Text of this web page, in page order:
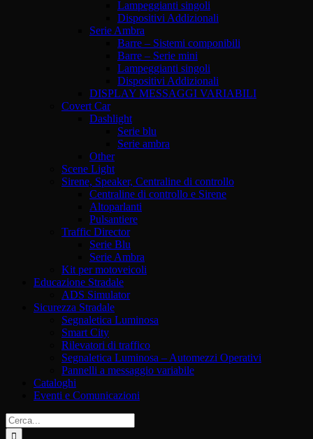
Lampeggianti singoli
Dispositivi Addizionali
Serie Ambra
Barre – Sistemi componibili
Barre – Serie mini
Lampeggianti singoli
Dispositivi Addizionali
DISPLAY MESSAGGI VARIABILI
Covert Car
Dashlight
Serie blu
Serie ambra
Other
Scene Light
Sirene, Speaker, Centraline di controllo
Centraline di controllo e Sirene
Altoparlanti
Pulsantiere
Traffic Director
Serie Blu
Serie Ambra
Kit per motoveicoli
Educazione Stradale
ADS Simulator
Sicurezza Stradale
Segnaletica Luminosa
Smart City
Rilevatori di traffico
Segnaletica Luminosa – Automezzi Operativi
Pannelli a messaggio variabile
Cataloghi
Eventi e Comunicazioni
Cerca
per: